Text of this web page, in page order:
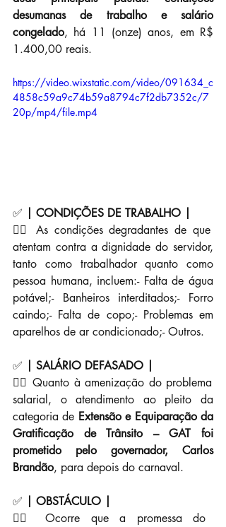
desumanas de trabalho e salário
congelado, há 11 (onze) anos, em R$
1.400,00 reais.
https://video.wixstatic.com/video/091634_c
4858c59a9c74b59a8794c7f2db7352c/7
20p/mp4/file.mp4
✅
| CONDIÇÕES DE TRABALHO |
👉🏼 As condições degradantes de que
atentam contra a dignidade do servidor,
tanto como trabalhador quanto como
pessoa humana, incluem:- Falta de água
potável;- Banheiros interditados;- Forro
caindo;- Falta de copo;- Problemas em
aparelhos de ar condicionado;- Outros.
✅
| SALÁRIO DEFASADO |
👉🏼 Quanto à amenização do problema
salarial, o atendimento ao pleito da
categoria de Extensão e Equiparação da
Gratificação de Trânsito – GAT foi
prometido pelo governador, Carlos
Brandão, para depois do carnaval.
✅
| OBSTÁCULO |
👉🏼 Ocorre que a promessa do